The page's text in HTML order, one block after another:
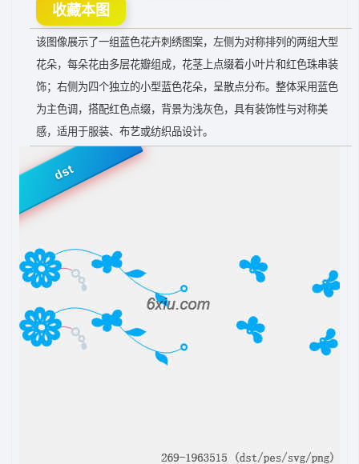
收藏本图
该图像展示了一组蓝色花卉刺绣图案，左侧为对称排列的两组大型
花朵，每朵花由多层花瓣组成，花茎上点缀着小叶片和红色珠串装
饰；右侧为四个独立的小型蓝色花朵，呈散点分布。整体采用蓝色
为主色调，搭配红色点缀，背景为浅灰色，具有装饰性与对称美
感，适用于服装、布艺或纺织品设计。
dst